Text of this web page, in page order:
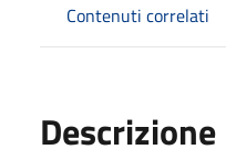
Contenuti correlati
Descrizione